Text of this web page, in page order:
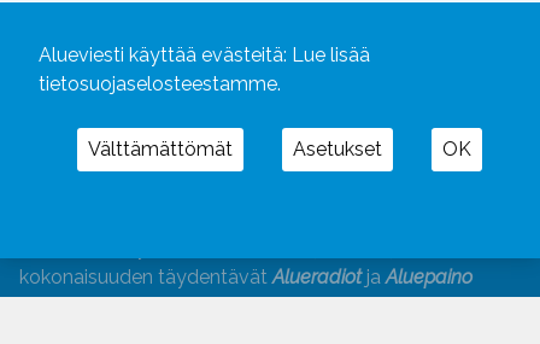
kokonaisuuden täydentävätAlueradiotjaAluepaino
Alueviesti käyttää evästeitä: Lue lisää
tietosuojaselosteestamme.
Välttämättömät Asetukset OK